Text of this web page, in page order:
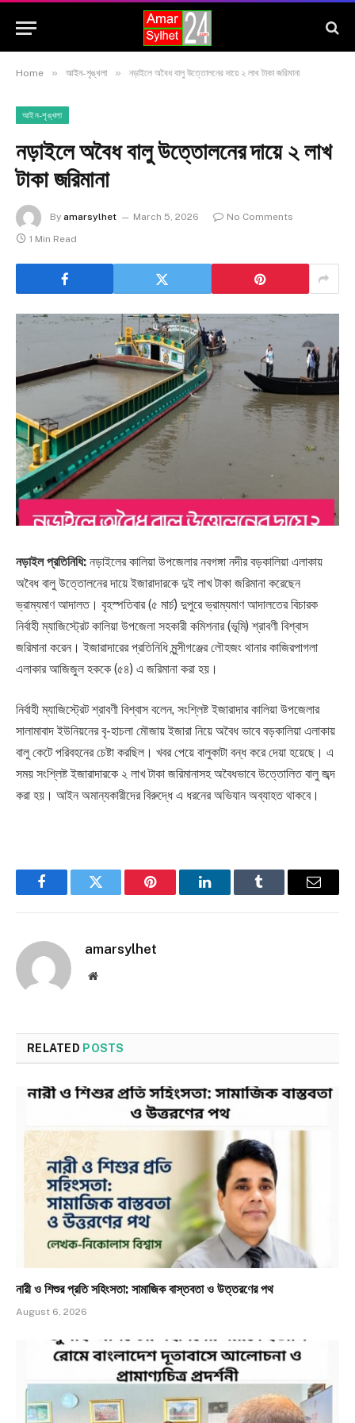
Home » আইন-শৃঙ্খলা » নড়াইলে অবৈধ বালু উত্তোলনের দায়ে ২ লাখ টাকা জরিমানা
আইন-শৃঙ্খলা
নড়াইলে অবৈধ বালু উত্তোলনের দায়ে ২ লাখ
টাকা জরিমানা
By amarsylhet March 5, 2026
No Comments
1 Min Read
নড়াইল প্রতিনিধি: নড়াইলের কালিয়া উপজেলার নবগঙ্গা নদীর বড়কালিয়া এলাকায়
অবৈধ বালু উত্তোলনের দায়ে ইজারাদারকে দুই লাখ টাকা জরিমানা করেছেন
ভ্রাম্যমাণ আদালত। বৃহস্পতিবার (৫ মার্চ) দুপুরে ভ্রাম্যমাণ আদালতের বিচারক
নির্বাহী ম্যাজিস্ট্রেট কালিয়া উপজেলা সহকারী কমিশনার (ভূমি) শ্রাবণী বিশ্বাস
জরিমানা করেন। ইজারাদারের প্রতিনিধি মুন্সীগঞ্জের লৌহজং থানার কাজিরপাগলা
এলাকার আজিজুল হককে (৫৪) এ জরিমানা করা হয়।
নির্বাহী ম্যাজিস্ট্রেট শ্রাবণী বিশ্বাস বলেন, সংশ্লিষ্ট ইজারাদার কালিয়া উপজেলার
সালামাবাদ ইউনিয়নের বৃ-হাচলা মৌজায় ইজারা নিয়ে অবৈধ ভাবে বড়কালিয়া এলাকায়
বালু কেটে পরিবহনের চেষ্টা করছিল। খবর পেয়ে বালুকাটা বন্ধ করে দেয়া হয়েছে। এ
সময় সংশ্লিষ্ট ইজারাদারকে ২ লাখ টাকা জরিমানাসহ অবৈধভাবে উত্তোলিত বালু জব্দ
করা হয়। আইন অমান্যকারীদের বিরুদ্ধে এ ধরনের অভিযান অব্যাহত থাকবে।
FacebookTwitter Pinterest LinkedInTumblr Email
amarsylhet
Website
RELATED POSTS
নারী ও শিশুর প্রতি সহিংসতা: সামাজিক বাস্তবতা ও উত্তরণের পথ
August 6, 2026